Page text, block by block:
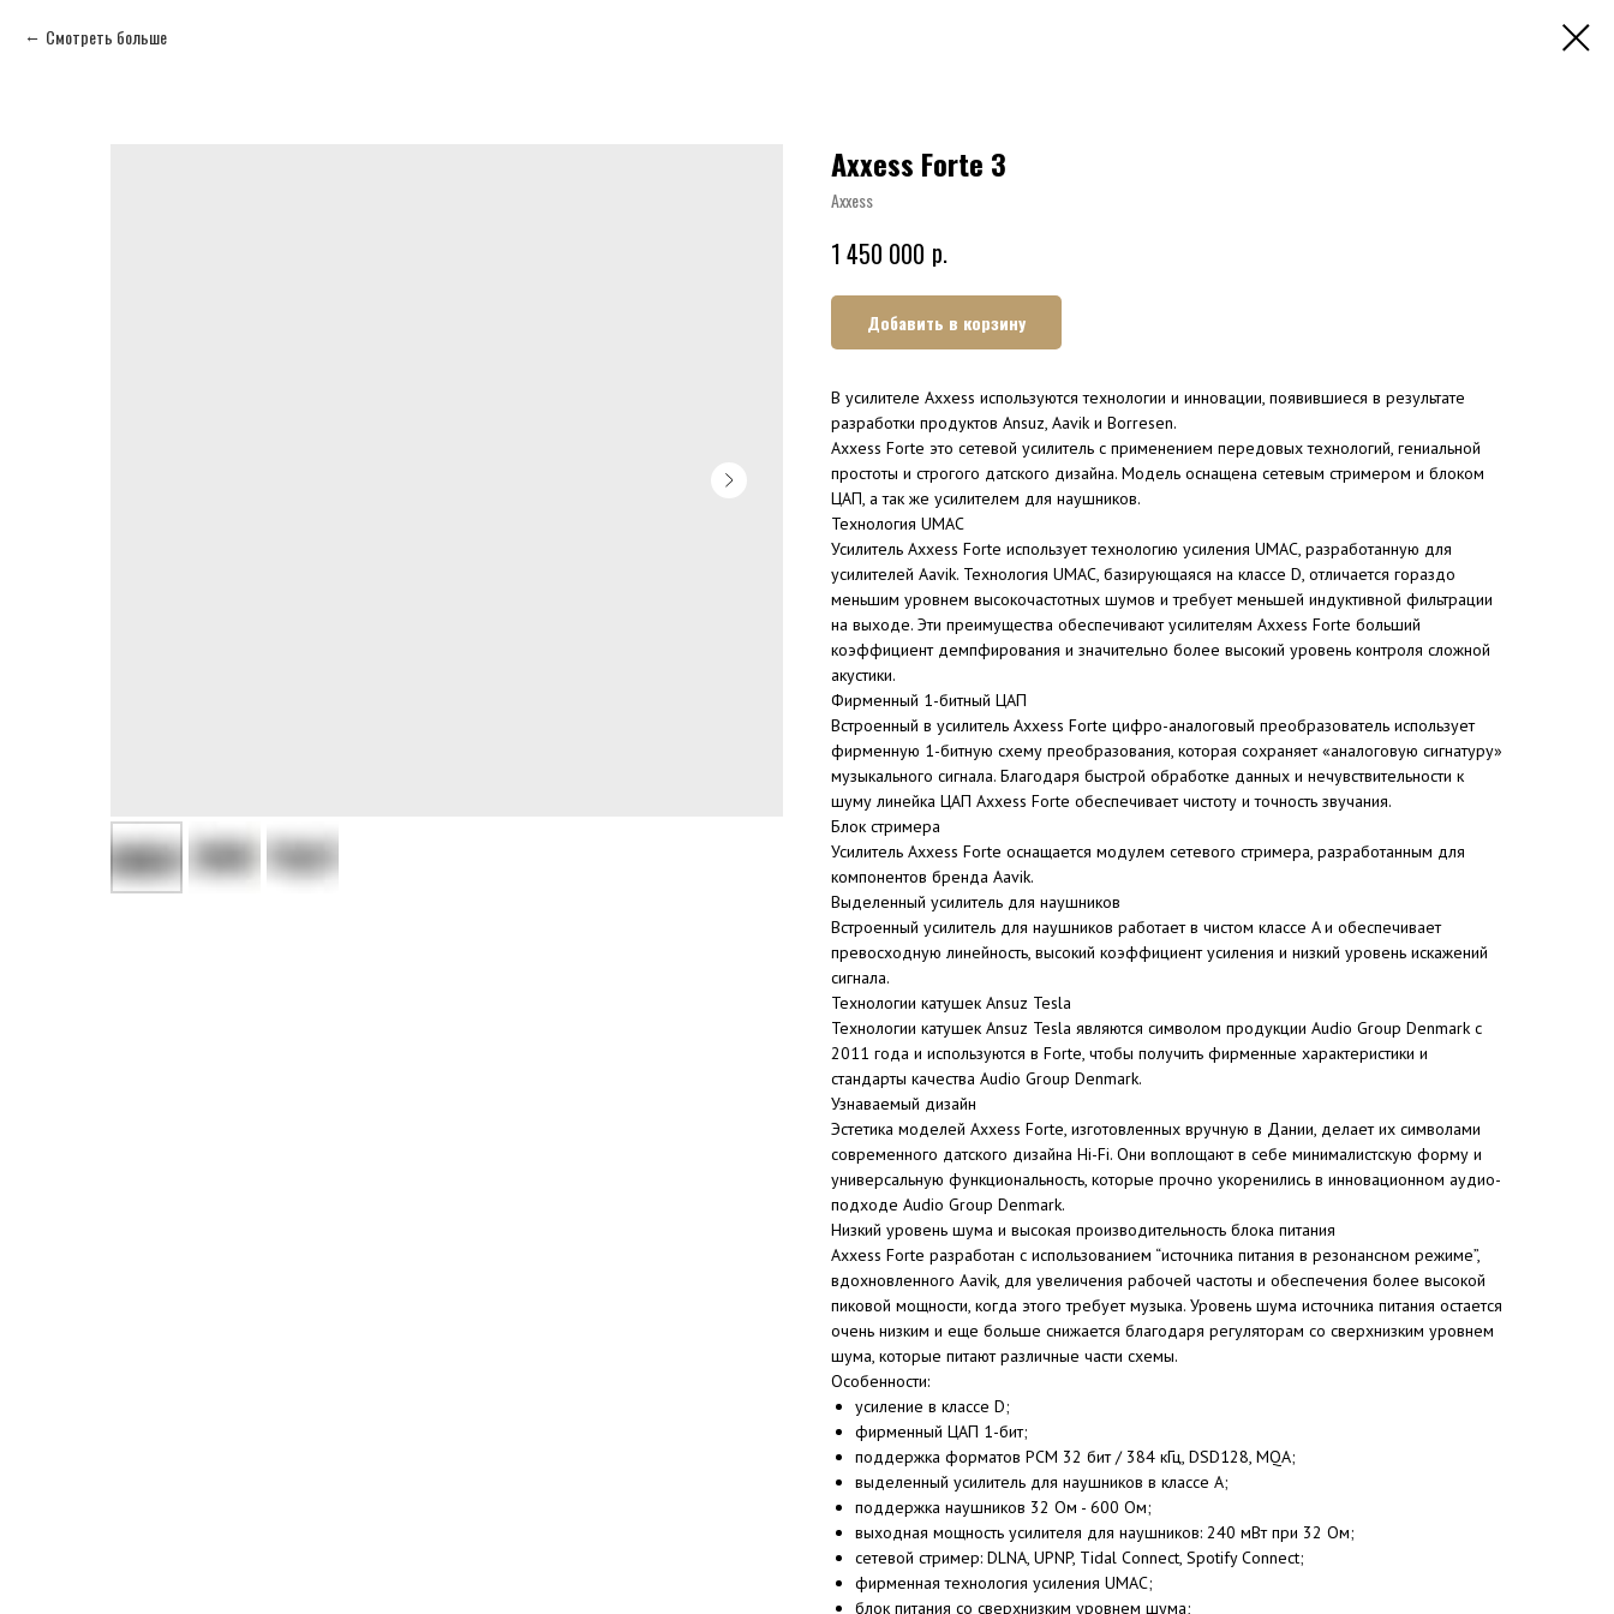
Смотреть больше
Axxess Forte 3
Axxess
1 450 000 р.
Добавить в корзину
В усилителе Axxess используются технологии и инновации, появившиеся в результате
разработки продуктов Ansuz, Aavik и Borresen.
Axxess Forte это сетевой усилитель с применением передовых технологий, гениальной
простоты и строгого датского дизайна. Модель оснащена сетевым стримером и блоком
ЦАП, а так же усилителем для наушников.
Технология UMAC
Усилитель Axxess Forte использует технологию усиления UMAC, разработанную для
усилителей Aavik. Технология UMAC, базирующаяся на классе D, отличается гораздо
меньшим уровнем высокочастотных шумов и требует меньшей индуктивной фильтрации
на выходе. Эти преимущества обеспечивают усилителям Axxess Forte больший
коэффициент демпфирования и значительно более высокий уровень контроля сложной
акустики.
Фирменный 1-битный ЦАП
Встроенный в усилитель Axxess Forte цифро-аналоговый преобразователь использует
фирменную 1-битную схему преобразования, которая сохраняет «аналоговую сигнатуру»
музыкального сигнала. Благодаря быстрой обработке данных и нечувствительности к
шуму линейка ЦАП Axxess Forte обеспечивает чистоту и точность звучания.
Блок стримера
Усилитель Axxess Forte оснащается модулем сетевого стримера, разработанным для
компонентов бренда Aavik.
Выделенный усилитель для наушников
Встроенный усилитель для наушников работает в чистом классе A и обеспечивает
превосходную линейность, высокий коэффициент усиления и низкий уровень искажений
сигнала.
Технологии катушек Ansuz Tesla
Технологии катушек Ansuz Tesla являются символом продукции Audio Group Denmark с
2011 года и используются в Forte, чтобы получить фирменные характеристики и
стандарты качества Audio Group Denmark.
Узнаваемый дизайн
Эстетика моделей Axxess Forte, изготовленных вручную в Дании, делает их символами
современного датского дизайна Hi-Fi. Они воплощают в себе минималистскую форму и
универсальную функциональность, которые прочно укоренились в инновационном аудио-
подходе Audio Group Denmark.
Низкий уровень шума и высокая производительность блока питания
Axxess Forte разработан с использованием “источника питания в резонансном режиме”,
вдохновленного Aavik, для увеличения рабочей частоты и обеспечения более высокой
пиковой мощности, когда этого требует музыка. Уровень шума источника питания остается
очень низким и еще больше снижается благодаря регуляторам со сверхнизким уровнем
шума, которые питают различные части схемы.
Особенности:
усиление в классе D;
фирменный ЦАП 1-бит;
поддержка форматов PCM 32 бит / 384 кГц, DSD128, MQA;
выделенный усилитель для наушников в классе А;
поддержка наушников 32 Ом - 600 Ом;
выходная мощность усилителя для наушников: 240 мВт при 32 Ом;
сетевой стример: DLNA, UPNP, Tidal Connect, Spotify Connect;
фирменная технология усиления UMAC;
блок питания со сверхнизким уровнем шума;